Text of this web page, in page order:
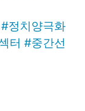
#정치양극화
터 #중간선